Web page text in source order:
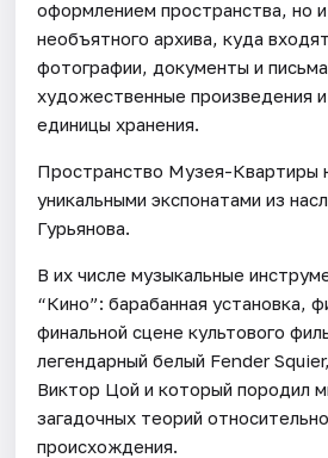
оформлением пространства, но
необъятного архива, куда
фотографии, документы и
художественные произведения
единицы хранения.
Пространство Музея-Квартиры
уникальными экспонатами из
Гурьянова.
В их числе музыкальные
“Кино”: барабанная установка,
финальной сцене культового
легендарный белый Fender
Виктор Цой и который породил
загадочных теорий
происхождения.